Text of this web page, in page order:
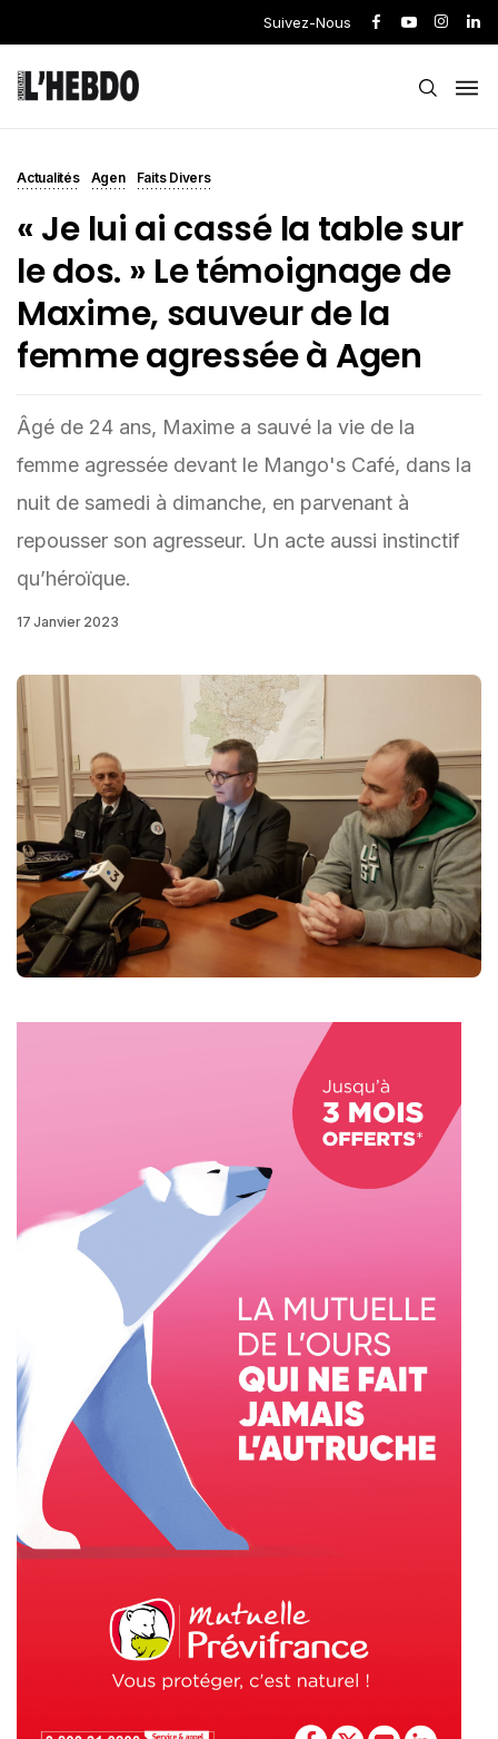
Suivez-Nous
Actualités Agen Faits Divers
« Je lui ai cassé la table sur
le dos. » Le témoignage de
Maxime, sauveur de la
femme agressée à Agen
Âgé de 24 ans, Maxime a sauvé la vie de la
femme agressée devant le Mango's Café, dans la
nuit de samedi à dimanche, en parvenant à
repousser son agresseur. Un acte aussi instinctif
qu’héroïque.
17 Janvier 2023